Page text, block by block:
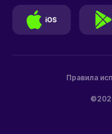
Правила